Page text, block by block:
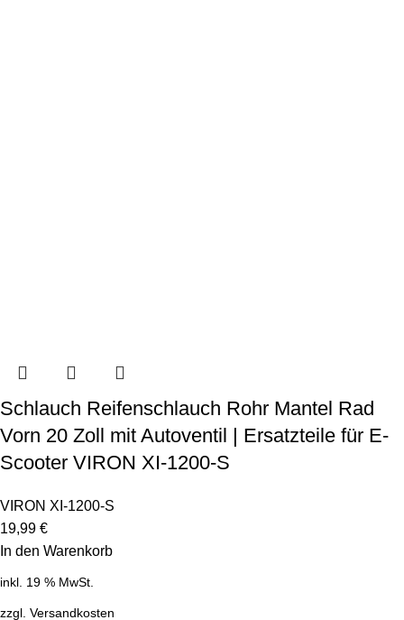
Schlauch Reifenschlauch Rohr Mantel Rad
Vorn 20 Zoll mit Autoventil | Ersatzteile für E-
Scooter VIRON XI-1200-S
VIRON XI-1200-S
19,99 €
In den Warenkorb
inkl. 19 % MwSt.
zzgl. Versandkosten